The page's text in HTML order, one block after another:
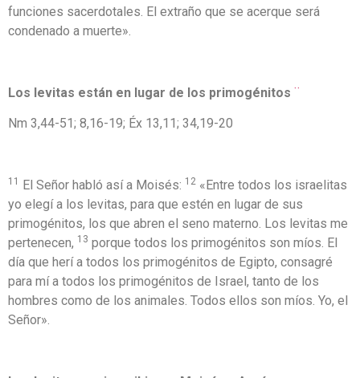
funciones sacerdotales. El extraño que se acerque será
condenado a muerte».
Los levitas están en lugar de los primogénitos ¨
Nm 3,44-51; 8,16-19; Éx 13,11; 34,19-20
11 El Señor habló así a Moisés: 12 «Entre todos los israelitas
yo elegí a los levitas, para que estén en lugar de sus
primogénitos, los que abren el seno materno. Los levitas me
pertenecen, 13 porque todos los primogénitos son míos. El
día que herí a todos los primogénitos de Egipto, consagré
para mí a todos los primogénitos de Israel, tanto de los
hombres como de los animales. Todos ellos son míos. Yo, el
Señor».